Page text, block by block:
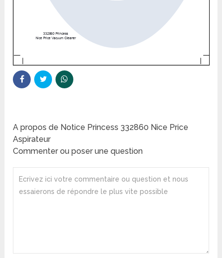
A propos de Notice Princess 332860 Nice Price
Aspirateur
Commenter ou poser une question